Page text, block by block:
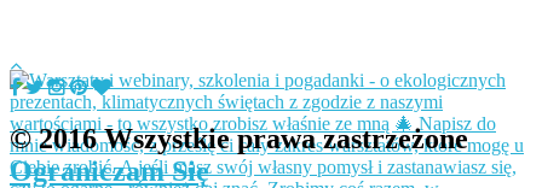
© 2016 Wszystkie prawa zastrzeżone
Ograniczam Się